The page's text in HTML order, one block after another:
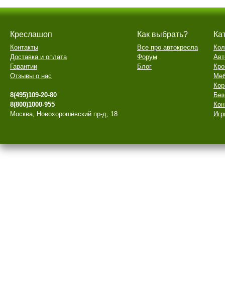
Креслашоп
Контакты
Доставка и оплата
Гарантии
Отзывы о нас
8(495)109-20-80
8(800)1000-955
Москва, Новохорошёвский пр-д, 18
Как выбрать?
Все про автокресла
Форум
Блог